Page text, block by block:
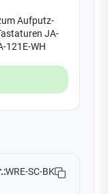
Aufputz-
JA-
121E-WH
WRE-SC-BK